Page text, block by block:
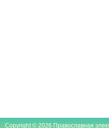
Copyright © 2026 Православная